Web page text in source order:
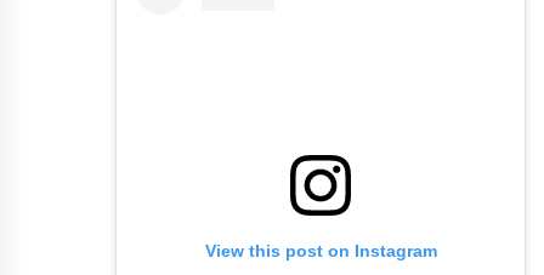
View this post on Instagram